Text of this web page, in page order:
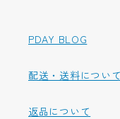
PDAY BLOG
配送・送料について
返品について